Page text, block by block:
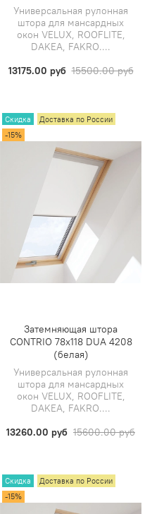
Универсальная рулонная
штора для мансардных
окон VELUX, ROOFLITE,
DAKEA, FAKRO....
13175.00 руб 15500.00 руб
Скидка
Доставка по России
-15%
Затемняющая штора
CONTRIO 78х118 DUA 4208
(белая)
Универсальная рулонная
штора для мансардных
окон VELUX, ROOFLITE,
DAKEA, FAKRO....
13260.00 руб 15600.00 руб
Скидка
Доставка по России
-15%